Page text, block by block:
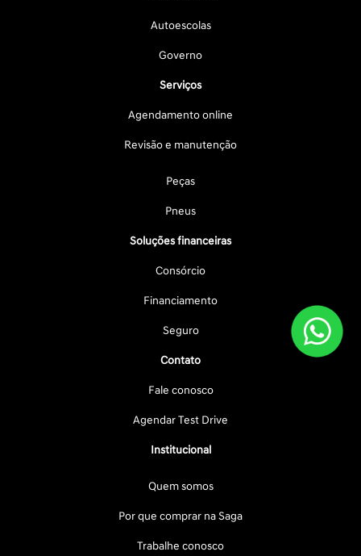
Autoescolas
Governo
Serviços
Agendamento online
Revisão e manutenção
Peças
Pneus
Soluções financeiras
Consórcio
Financiamento
Seguro
Contato
Fale conosco
Agendar Test Drive
Institucional
Quem somos
Por que comprar na Saga
Trabalhe conosco